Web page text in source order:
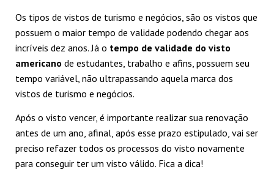
Os tipos de vistos de turismo e negócios, são os vistos que
possuem o maior tempo de validade podendo chegar aos
incríveis dez anos. Já o tempo de validade do visto
americano de estudantes, trabalho e afins, possuem seu
tempo variável, não ultrapassando aquela marca dos
vistos de turismo e negócios.
Após o visto vencer, é importante realizar sua renovação
antes de um ano, afinal, após esse prazo estipulado, vai ser
preciso refazer todos os processos do visto novamente
para conseguir ter um visto válido. Fica a dica!